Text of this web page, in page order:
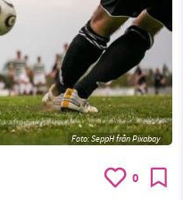
Foto:SeppH från Pixabay
0